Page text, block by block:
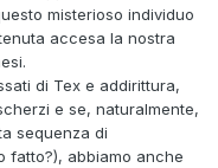
misterioso individuo
accesa la nostra
di Tex e addirittura,
e se, naturalmente,
sequenza di
fatto?), abbiamo anche